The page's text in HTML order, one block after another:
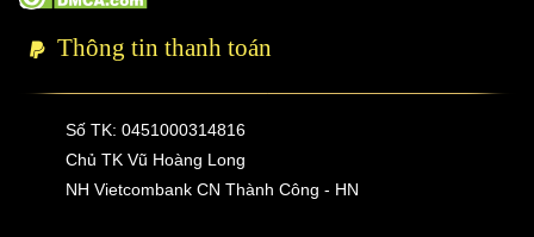
Thông tin thanh toán
Số TK: 0451000314816
Chủ TK Vũ Hoàng Long
NH Vietcombank CN Thành Công - HN